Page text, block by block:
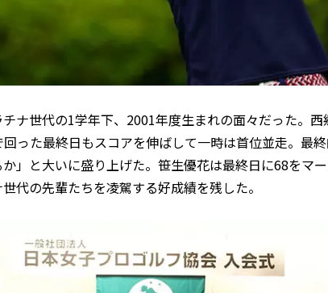
ナ世代の1学年下、2001年度生まれの面々だった。西
った最終日もスコアを伸ばして一時は首位並走。最
か」と大いに盛り上げた。笹生優花は最終日に68をマ
代の先輩たちを凌駕する好成績を残した。